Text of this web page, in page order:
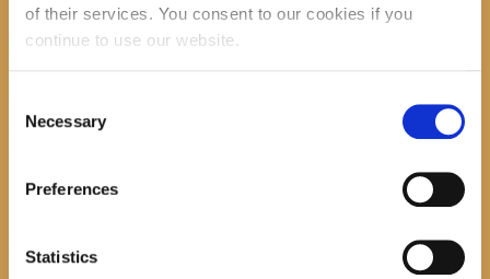
of their services. You consent to our cookies if you
continue to use our website.
Selection
Necessary
Preferences
Statistics
recent posts
Promocija zbirke pjesama "Iz staračkog domau
July 20, 2026 0
ravnatelja/ravnateljice Općinske knjižnice
Hrvatska sloga Gradac